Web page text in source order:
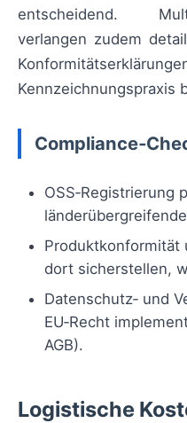
entscheidend.
verlangen zudem
Kennzeichnungspraxis
OSS‑Registrierung
Produktkonformität
dort sicherstellen,
Datenschutz‑ und
EU‑Recht
AGB).
Logistische